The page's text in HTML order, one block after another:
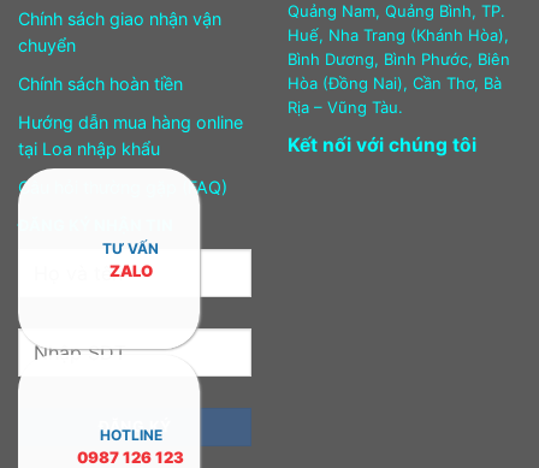
Chính sách giao nhận vận
chuyển
Chính sách hoàn tiền
Hướng dẫn mua hàng online
tại Loa nhập khẩu
Câu hỏi thường gặp (FAQ)
Quảng Nam, Quảng Bình, TP.
Huế, Nha Trang (Khánh Hòa),
Bình Dương, Bình Phước, Biên
Hòa (Đồng Nai), Cần Thơ, Bà
Rịa – Vũng Tàu.
Kết nối với chúng tôi
TƯ VẤN
ZALO
HOTLINE
0987 126 123